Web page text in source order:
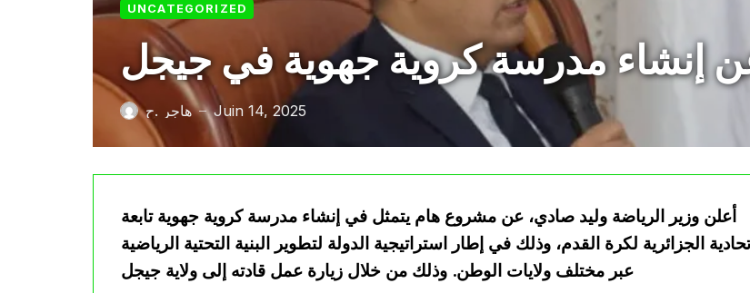
UNCATEGORIZED
إنشاء مدرسة كروية جهوية في جيجل
هاجر .ح — Juin 14, 2025
أعلن وزير الرياضة وليد صادي، عن مشروع هام يتمثل في إنشاء مدرسة كروية جهوية تابعة
الجزائرية لكرة القدم، وذلك في إطار استراتيجية الدولة لتطوير البنية التحتية الرياضية
عبر مختلف ولايات الوطن. وذلك من خلال زيارة عمل قادته إلى ولاية جيجل